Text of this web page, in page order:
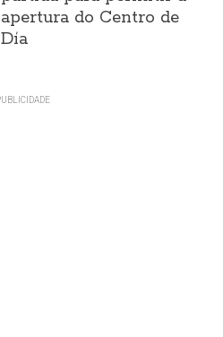
apertura do Centro de
Día